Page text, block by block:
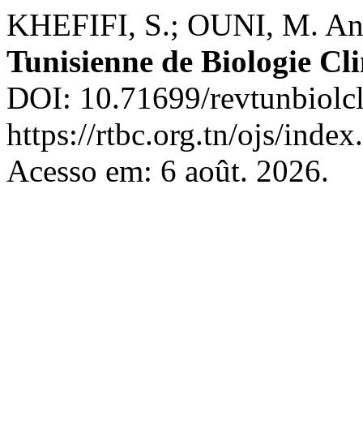
KHEFIFI, S.; OUNI, M.
Tunisienne de Biologie
DOI: 10.71699/
https://rtbc.org.tn/ojs/
Acesso em: 6 août. 2026.